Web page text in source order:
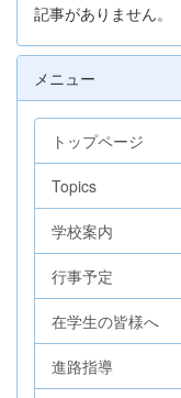
記事がありません。
メニュー
トップページ
Topics
学校案内
行事予定
在学生の皆様へ
進路指導